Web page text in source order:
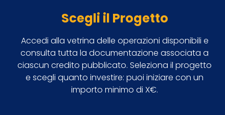
Scegli il Progetto
Accedi alla vetrina delle operazioni disponibili e
consulta tutta la documentazione associata a
ciascun credito pubblicato. Seleziona il progetto
e scegli quanto investire: puoi iniziare con un
importo minimo di X€.